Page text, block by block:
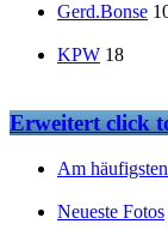
Gerd.Bonse
KPW 18
Erweitertclick
Am
Neueste Fotos